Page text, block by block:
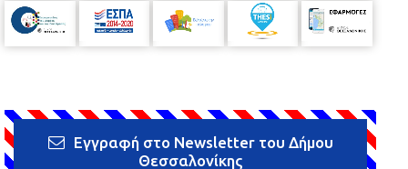
Εγγραφή στο Newsletter του Δήμου
Θεσσαλονίκης